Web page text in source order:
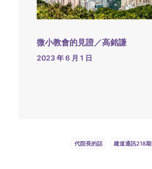
微小教會的見證／高銘謙
2023 年 6 月 1 日
代院長的話 建道通訊218期